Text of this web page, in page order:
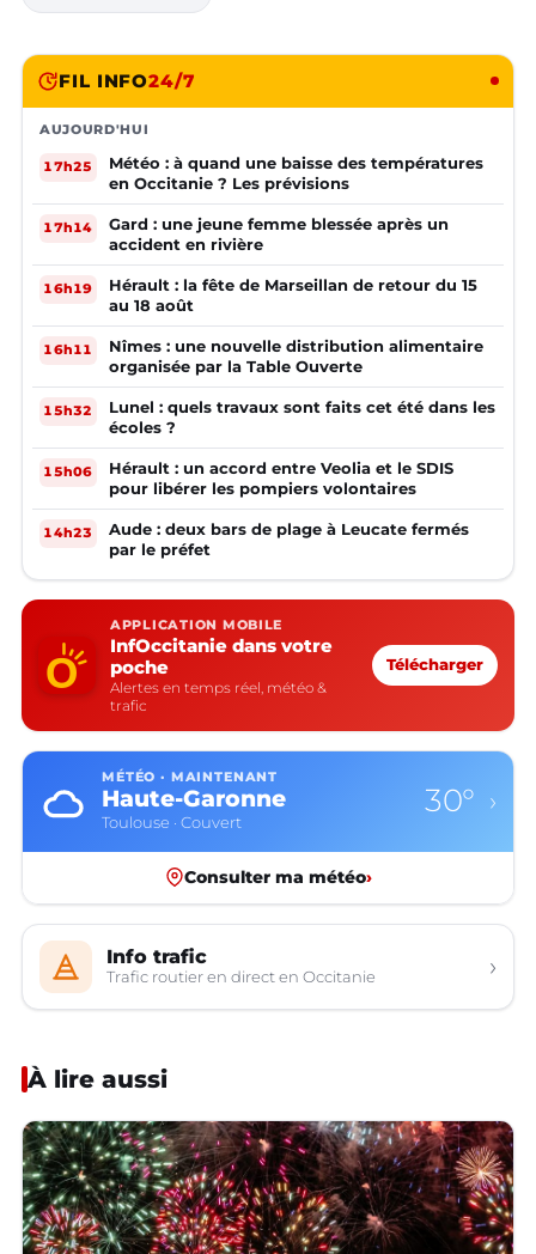
FIL INFO24/7
AUJOURD'HUI
17h25
Météo : à quand une baisse des températures
en Occitanie ? Les prévisions
17h14
Gard : une jeune femme blessée après un
accident en rivière
16h19
Hérault : la fête de Marseillan de retour du 15
au 18 août
16h11
Nîmes : une nouvelle distribution alimentaire
organisée par la Table Ouverte
15h32
Lunel : quels travaux sont faits cet été dans les
écoles ?
15h06
Hérault : un accord entre Veolia et le SDIS
pour libérer les pompiers volontaires
14h23
Aude : deux bars de plage à Leucate fermés
par le préfet
APPLICATION MOBILE
InfOccitanie dans votre
poche
Alertes en temps réel, météo &
trafic
Télécharger
MÉTÉO · MAINTENANT
Haute-Garonne
Toulouse · Couvert
30° ›
Consulter ma météo›
Info trafic
Trafic routier en direct en Occitanie ›
À lire aussi